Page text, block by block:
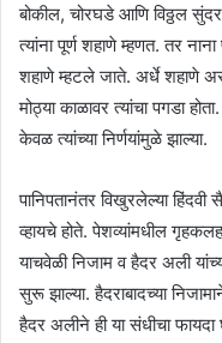
बोकील, चोरघडे आणि विठ्ठल सुंदर
त्यांना पूर्ण शहाणे म्हणत. तर
शहाणे म्हटले जाते. अर्धे शहाणे
मोठ्या काळावर त्यांचा पगडा
केवळ त्यांच्या निर्णयांमुळे झाल्या.
पानिपतानंतर विखुरलेल्या
व्हायचे होते. पेशव्यांमधील
याचवेळी निजाम व हैदर अली
सुरू झाल्या. हैदराबादच्या
हैदर अलीने ही या संधीचा